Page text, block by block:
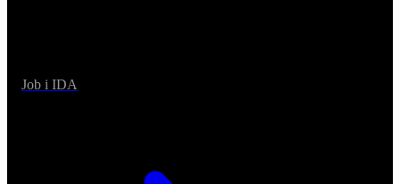
Job i IDA